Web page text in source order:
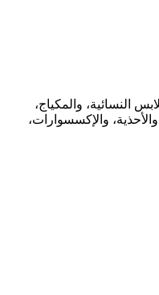
النسائية، والمكياج،
والإكسسوارات،